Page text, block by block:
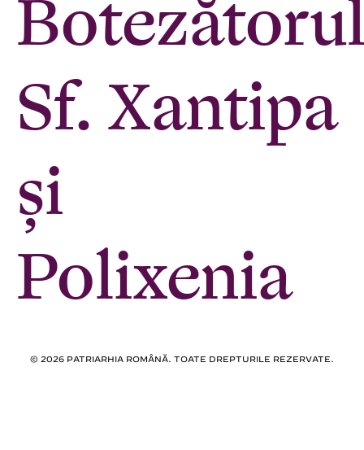
Sf. Xantipa
și
Polixenia
© 2026 PATRIARHIA ROMÂNĂ. TOATE DREPTURILE REZERVATE.